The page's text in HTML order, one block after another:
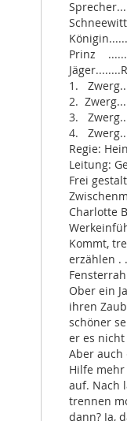
gallery
Prinz
1.
2.
3.
4.
Regie:
Leitung:
Frei
Charlotte
Kommt,
erzählen .
Ober ein
ihren
schöner
er es
Aber
Hilfe
auf. Nach
trennen
dann? Ja,